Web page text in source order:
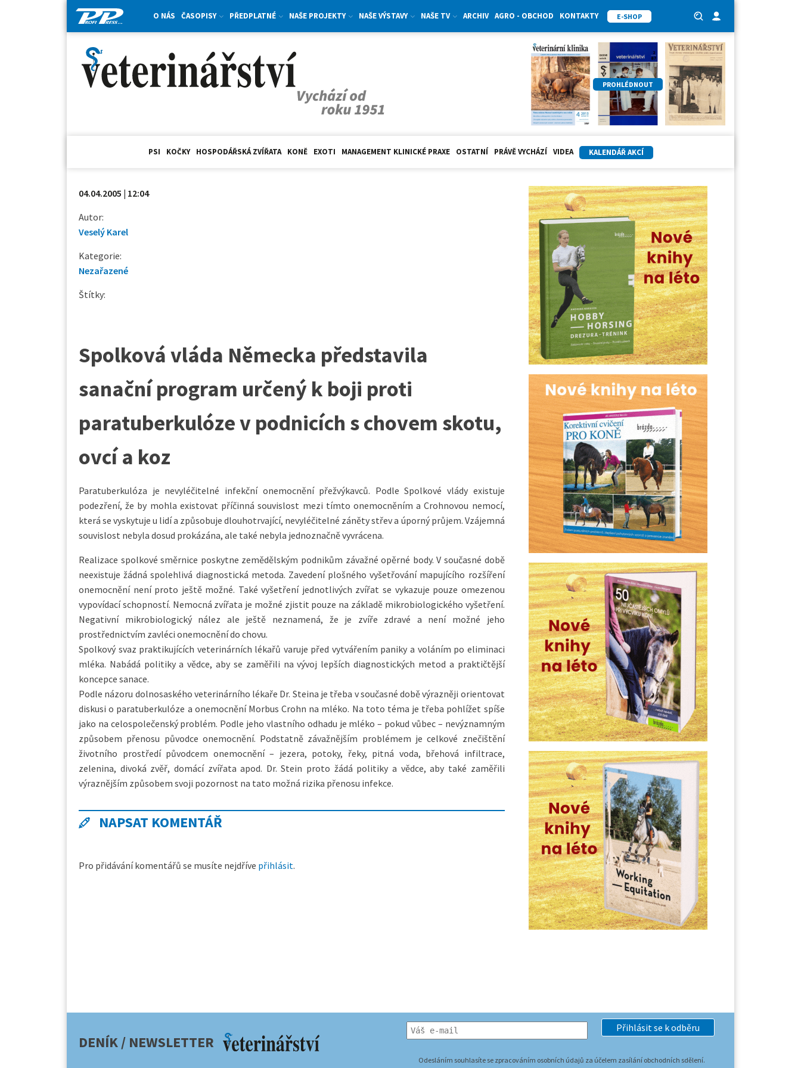
O NÁS ČASOPISY PŘEDPLATNÉ NAŠE PROJEKTY NAŠE VÝSTAVY NAŠE TV ARCHIV AGRO - OBCHOD KONTAKTY E-SHOP
PROHLÉDNOUT
PSI KOČKY HOSPODÁŘSKÁ ZVÍŘATA KONĚ EXOTI MANAGEMENT KLINICKÉ PRAXE OSTATNÍ PRÁVĚ VYCHÁZÍ VIDEA KALENDÁŘ AKCÍ
04.04.2005 | 12:04
Autor:
Veselý Karel
Kategorie:
Nezařazené
Štítky:
Spolková vláda Německa představila
sanační program určený k boji proti
paratuberkulóze v podnicích s chovem skotu,
ovcí a koz
Paratuberkulóza je nevyléčitelné infekční onemocnění přežvýkavců. Podle Spolkové vlády existuje
podezření, že by mohla existovat příčinná souvislost mezi tímto onemocněním a Crohnovou nemocí,
která se vyskytuje u lidí a způsobuje dlouhotrvající, nevyléčitelné záněty střev a úporný průjem. Vzájemná
souvislost nebyla dosud prokázána, ale také nebyla jednoznačně vyvrácena.
Realizace spolkové směrnice poskytne zemědělským podnikům závažné opěrné body. V současné době
neexistuje žádná spolehlivá diagnostická metoda. Zavedení plošného vyšetřování mapujícího rozšíření
onemocnění není proto ještě možné. Také vyšetření jednotlivých zvířat se vykazuje pouze omezenou
vypovídací schopností. Nemocná zvířata je možné zjistit pouze na základě mikrobiologického vyšetření.
Negativní mikrobiologický nález ale ještě neznamená, že je zvíře zdravé a není možné jeho
prostřednictvím zavléci onemocnění do chovu.
Spolkový svaz praktikujících veterinárních lékařů varuje před vytvářením paniky a voláním po eliminaci
mléka. Nabádá politiky a vědce, aby se zaměřili na vývoj lepších diagnostických metod a praktičtější
koncepce sanace.
Podle názoru dolnosaského veterinárního lékaře Dr. Steina je třeba v současné době výrazněji orientovat
diskusi o paratuberkulóze a onemocnění Morbus Crohn na mléko. Na toto téma je třeba pohlížet spíše
jako na celospolečenský problém. Podle jeho vlastního odhadu je mléko – pokud vůbec – nevýznamným
způsobem přenosu původce onemocnění. Podstatně závažnějším problémem je celkové znečištění
životního prostředí původcem onemocnění – jezera, potoky, řeky, pitná voda, břehová infiltrace,
zelenina, divoká zvěř, domácí zvířata apod. Dr. Stein proto žádá politiky a vědce, aby také zaměřili
výraznějším způsobem svoji pozornost na tato možná rizika přenosu infekce.
NAPSAT KOMENTÁŘ
Pro přidávání komentářů se musíte nejdříve přihlásit.
DENÍK / NEWSLETTER
Přihlásit se k odběru
Odesláním souhlasíte se zpracováním osobních údajů za účelem zasílání obchodních sdělení.